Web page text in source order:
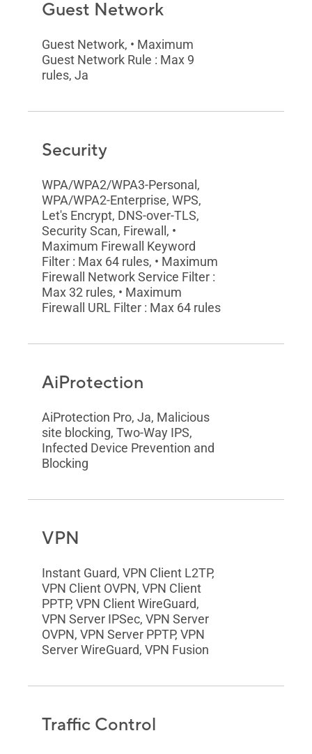
Guest Network
Guest Network, • Maximum
Guest Network Rule : Max 9
rules, Ja
Security
WPA/WPA2/WPA3-Personal,
WPA/WPA2-Enterprise, WPS,
Let's Encrypt, DNS-over-TLS,
Security Scan, Firewall, •
Maximum Firewall Keyword
Filter : Max 64 rules, • Maximum
Firewall Network Service Filter :
Max 32 rules, • Maximum
Firewall URL Filter : Max 64 rules
AiProtection
AiProtection Pro, Ja, Malicious
site blocking, Two-Way IPS,
Infected Device Prevention and
Blocking
VPN
Instant Guard, VPN Client L2TP,
VPN Client OVPN, VPN Client
PPTP, VPN Client WireGuard,
VPN Server IPSec, VPN Server
OVPN, VPN Server PPTP, VPN
Server WireGuard, VPN Fusion
Traffic Control